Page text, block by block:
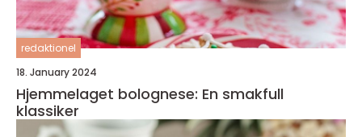
redaktionel
18. January 2024
Hjemmelaget bolognese: En smakfull
klassiker